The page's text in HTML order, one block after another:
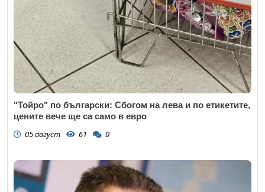
"Тойро" по български: Сбогом на лева и по етикетите,
цените вече ще са само в евро
05 август 61 0